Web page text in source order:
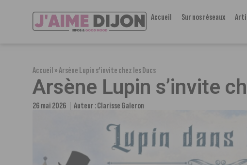
Accueil Sur nos réseaux
Accueil»Arsène Lupin s’invite chez les Ducs
Arsène Lupin s’invite
26 mai 2026 Auteur :Clarisse Galeron